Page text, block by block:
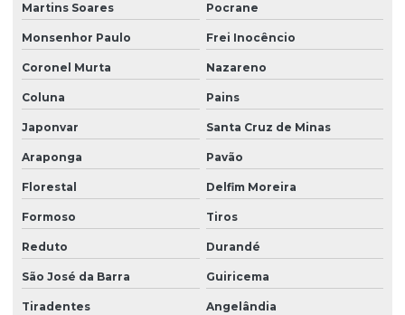
Martins Soares Pocrane
Monsenhor Paulo Frei Inocêncio
Coronel Murta Nazareno
Coluna Pains
Japonvar Santa Cruz de Minas
Araponga Pavão
Florestal Delfim Moreira
Formoso Tiros
Reduto Durandé
São José da Barra Guiricema
Tiradentes Angelândia